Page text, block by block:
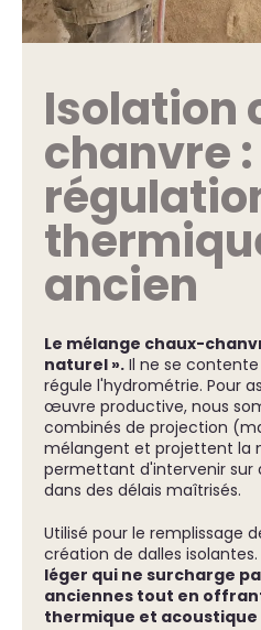
Isolation
chanvre :
ancien
Le mélange chaux-
naturel ». Il ne se
régule l'hydrométrie. Pour
œuvre productive, nous
combinés de projection
mélangent et projettent la
permettant d'intervenir sur
dans des délais maîtrisés.
Utilisé pour le remplissage
création de dalles
léger qui ne surcharge
anciennes tout en
thermique et